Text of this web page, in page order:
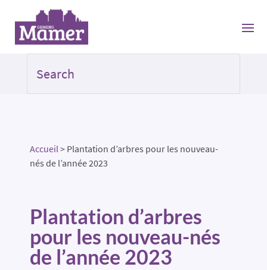
Accueil> Plantation d’arbres pour les nouveau-
nés de l’année 2023
Plantation d’arbres
pour les nouveau-nés
de l’année 2023